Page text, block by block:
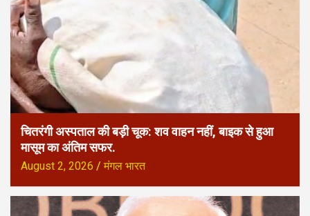
चितरंगी अस्पताल की बड़ी चूक: शव वाहन नहीं, बाइक से हुआ
मासूम का अंतिम सफर.
August 2, 2026 मंगल भारत